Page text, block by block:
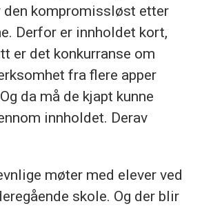
den kompromissløst etter
Derfor er innholdet kort,
er det konkurranse om
fra flere apper
da må de kjapt kunne
innholdet. Derav
møter med elever ved
skole. Og der blir